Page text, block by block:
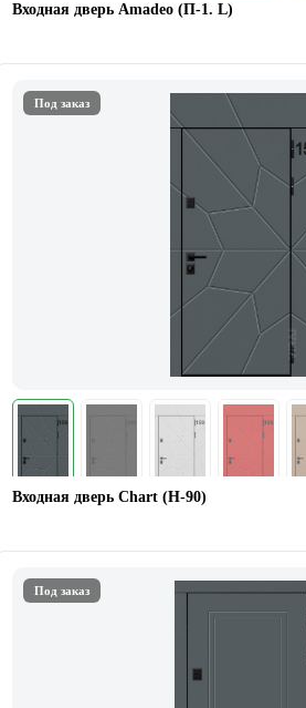
Входная дверь Amadeo (П-1. L)
Под заказ
Входная дверь Chart (Н-90)
Под заказ